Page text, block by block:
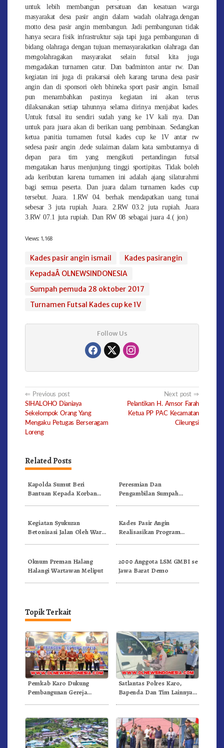
untuk lebih membangun persatuan dan kesatuan warga
masyarakat desa pasir angin dalam wadah olahraga.dengan
motto desa pasir angin membangun. Jadi pembangunan tidak
hanya secara fisik infrastruktur saja tapi juga pembangunan di
bidang olahraga dengan tujuan memasyarakatkan olahraga dan
mengolahragakan masyarakat selain futsal kita juga
mengadakan turnamen catur. Dan badminton antar rw. Dan
kegiatan ini juga di prakarsai oleh karang taruna desa pasir
angin dan di sponsori oleh bhineka sport pasir angin. Ismail
pun menambahkan pastinya kegiatan ini akan terus
dilaksanakan setiap tahunnya selama dirinya menjabat kades.
Untuk futsal itu sendiri sudah yang ke 1V kali nya. Dan
untuk para juara akan di berikan uang pembinaan. Sedangkan
ketua panitia turnamen futsal kades cup ke 1V antar rw
sedesa pasir angin .dede sulaiman dalam kata sambutannya di
depan para tim yang mengikuti pertandingan futsal
mengatakan harus menjunjung tinggi sportipitas. Tidak boleh
ada keributan karena turnamen ini adalah ajang silaturahmi
bagi semua peserta. Dan juara dalam turnamen kades cup
tersebut. Juara. 1.RW 04. berhak mendapatkan uang tunai
sebesar 3 juta rupiah. Juara. 2.RW 03.2 juta rupiah. Juara
3.RW 07.1 juta rupiah. Dan RW 08 sebagai juara 4.( jon)
Views: 1,168
Kades pasir angin ismail
Kades pasirangin
KepadaÂ OLNEWSINDONESIA
Sumpah pemuda 28 oktober 2017
Turnamen Futsal Kades cup ke 1V
Follow Us
Post
navigation
Previous post
SIHALOHO Dianiaya
Sekelompok Orang Yang
Mengaku Petugas Berseragam
Loreng
Next post
Pelantikan H. Amsor Farah
Ketua PP PAC Kecamatan
Cileungsi
Related Posts
Kapolda Sumut Beri
Bantuan Kepada Korban
Peresmian Dan
Pengambilan Sumpah
BPD ) Se – Kecamatan
Cisalak
Kegiatan Syukuran
Betonisasi Jalan Oleh Warga
Kades Pasir Angin
Realisasikan Program
Oknum Preman Halang
Halangi Wartawan Meliput
2000 Anggota LSM GMBI se
Jawa Barat Demo
Topik Terkait
Pemkab Karo Dukung
Pembangunan Gereja
Satlantas Polres Karo,
Bapenda Dan Tim Lainnya